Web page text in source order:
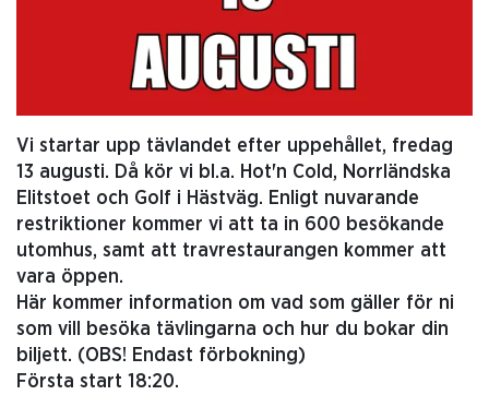
Vi startar upp tävlandet efter uppehållet, fredag
13 augusti. Då kör vi bl.a. Hot'n Cold, Norrländska
Elitstoet och Golf i Hästväg. Enligt nuvarande
restriktioner kommer vi att ta in 600 besökande
utomhus, samt att travrestaurangen kommer att
vara öppen.
Här kommer information om vad som gäller för ni
som vill besöka tävlingarna och hur du bokar din
biljett. (OBS! Endast förbokning)
Första start 18:20.